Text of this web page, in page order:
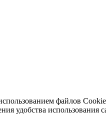
файлов
удобства использования